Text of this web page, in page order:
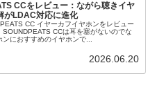
CCをレビュー：ながら聴きイヤ
がLDAC対応に進化
CC イヤーカフイヤホンをレビュー
SOUNDPEATS CCは耳を塞がないのでな
におすすめのイヤホンで...
2026.06.20